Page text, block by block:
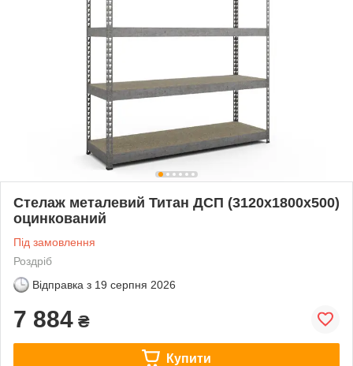
Стелаж металевий Титан ДСП (3120х1800х500)
оцинкований
Під замовлення
Роздріб
Відправка з 19 серпня 2026
7 884 ₴
Купити